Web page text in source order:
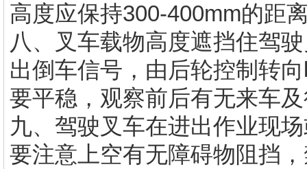
高度应保持300-400mm的距
八、叉车载物高度遮挡住驾
出倒车信号，由后轮控制转
要平稳，观察前后有无来车
九、驾驶叉车在进出作业现
要注意上空有无障碍物阻挡